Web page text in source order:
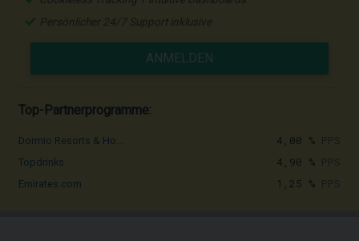
Persönlicher 24/7 Support inklusive
ANMELDEN
Top-Partnerprogramme:
Dormio Resorts & Ho... 4,00 %
Topdrinks 4,90 %
Emirates.com 1,25 %